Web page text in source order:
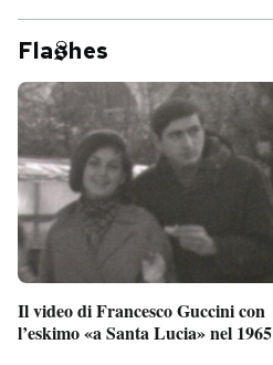
Fla hes
Il video di Francesco Guccini con
l’eskimo «a Santa Lucia» nel 1965